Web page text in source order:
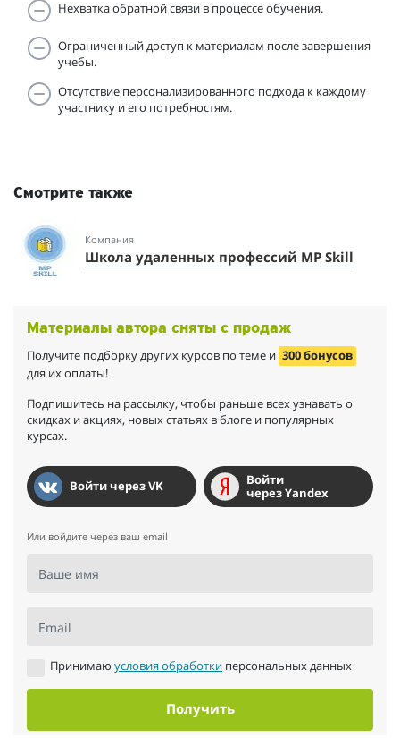
Нехватка обратной связи в процессе обучения.
Ограниченный доступ к материалам после завершения
учебы.
Отсутствие персонализированного подхода к каждому
участнику и его потребностям.
Смотрите также
Компания
Школа удаленных профессий MP Skill
Материалы автора сняты с продаж
Получите подборку других курсов по теме и 300 бонусов
для их оплаты!
Подпишитесь на рассылку, чтобы раньше всех узнавать о
скидках и акциях, новых статьях в блоге и популярных
курсах.
Войти через VK
Войти
через Yandex
Или войдите через ваш email
Ваше имя
Email
Принимаю условия обработки персональных данных
Получить